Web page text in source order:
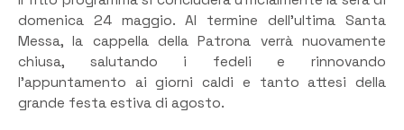
domenica 24 maggio. Al termine dell’ultima Santa
Messa, la cappella della Patrona verrà nuovamente
chiusa, salutando i fedeli e rinnovando
l’appuntamento ai giorni caldi e tanto attesi della
grande festa estiva di agosto.